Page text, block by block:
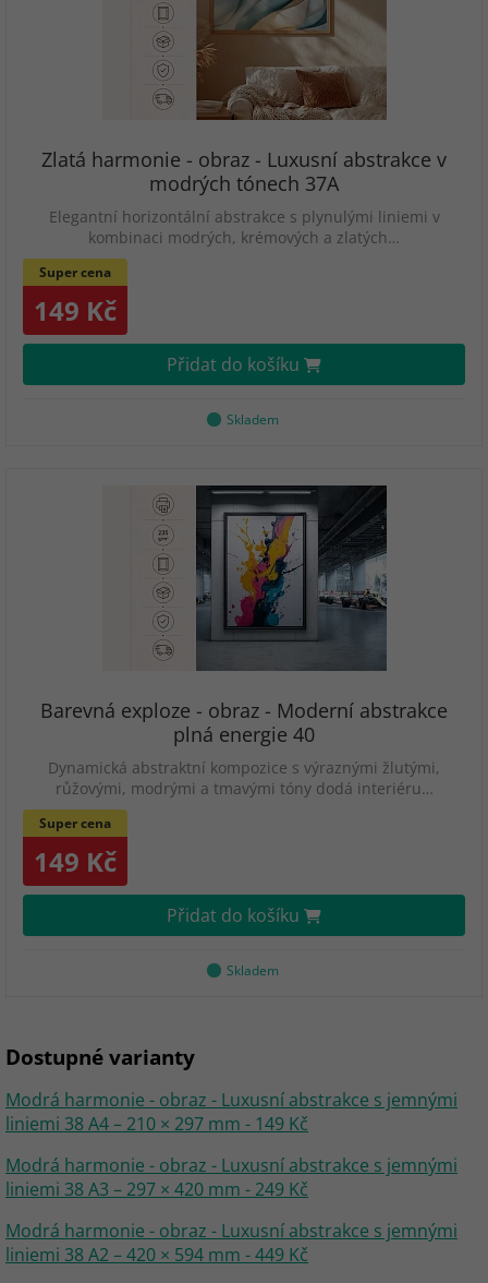
Zlatá harmonie - obraz - Luxusní abstrakce v
modrých tónech 37A
Elegantní horizontální abstrakce s plynulými liniemi v
kombinaci modrých, krémových a zlatých…
Super cena
149 Kč
Přidat do košíku
Skladem
Barevná exploze - obraz - Moderní abstrakce
plná energie 40
Dynamická abstraktní kompozice s výraznými žlutými,
růžovými, modrými a tmavými tóny dodá interiéru…
Super cena
149 Kč
Přidat do košíku
Skladem
Dostupné varianty
Modrá harmonie - obraz - Luxusní abstrakce s jemnými
liniemi 38 A4 – 210 × 297 mm - 149 Kč
Modrá harmonie - obraz - Luxusní abstrakce s jemnými
liniemi 38 A3 – 297 × 420 mm - 249 Kč
Modrá harmonie - obraz - Luxusní abstrakce s jemnými
liniemi 38 A2 – 420 × 594 mm - 449 Kč